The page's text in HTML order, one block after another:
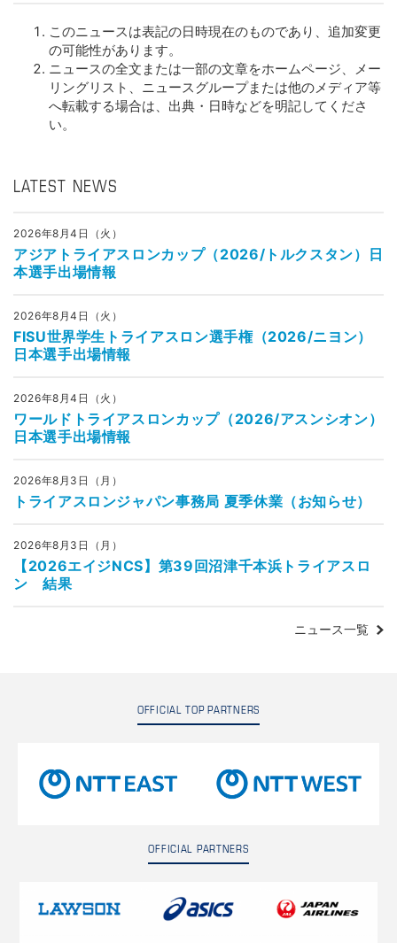
このニュースは表記の日時現在のものであり、追加変更
の可能性があります。
ニュースの全文または一部の文章をホームページ、メー
リングリスト、ニュースグループまたは他のメディア等
へ転載する場合は、出典・日時などを明記してくださ
い。
LATEST NEWS
2026年8月4日（火）
アジアトライアスロンカップ（2026/トルクスタン）日
本選手出場情報
2026年8月4日（火）
FISU世界学生トライアスロン選手権（2026/ニヨン）
日本選手出場情報
2026年8月4日（火）
ワールドトライアスロンカップ（2026/アスンシオン）
日本選手出場情報
2026年8月3日（月）
トライアスロンジャパン事務局 夏季休業（お知らせ）
2026年8月3日（月）
【2026エイジNCS】第39回沼津千本浜トライアスロ
ン 結果
ニュース一覧
OFFICIAL TOP PARTNERS
OFFICIAL PARTNERS